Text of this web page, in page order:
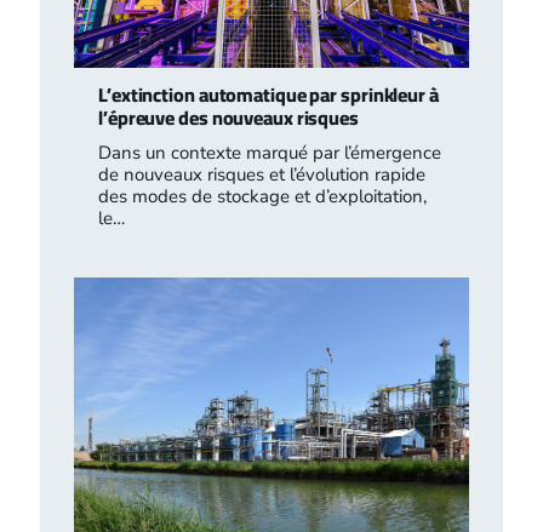
L’extinction automatique par sprinkleur à
l’épreuve des nouveaux risques
Dans un contexte marqué par l’émergence
de nouveaux risques et l’évolution rapide
des modes de stockage et d’exploitation,
le…